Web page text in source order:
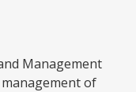
Management
of